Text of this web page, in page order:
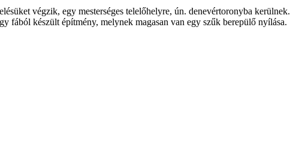
végzik, egy mesterséges telelőhelyre, ún. denevértoronyba kerülnek.
fából készült építmény, melynek magasan van egy szűk berepülő nyílása.